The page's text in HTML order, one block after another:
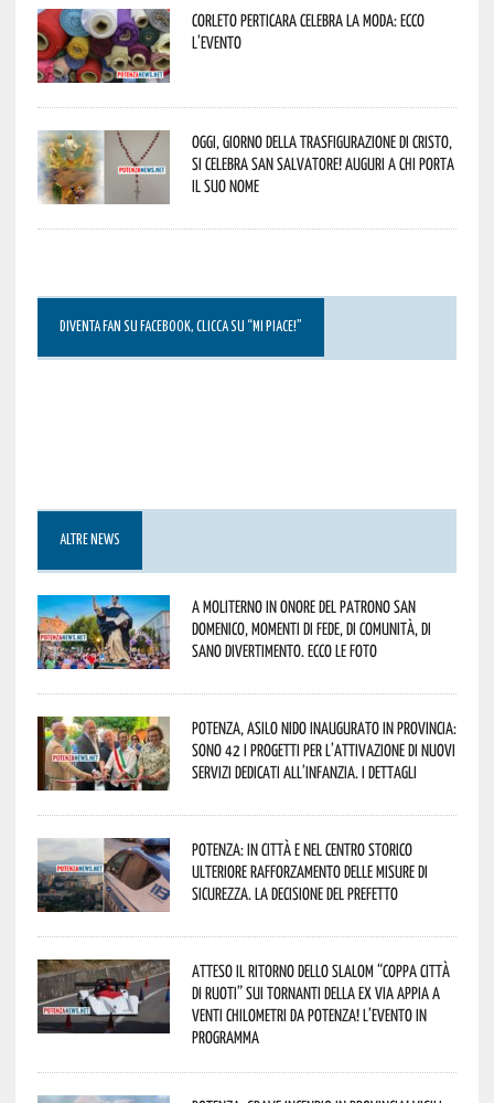
Corleto Perticara celebra la moda: ecco
l’evento
Oggi, giorno della Trasfigurazione di Cristo,
si celebra San Salvatore! Auguri a chi porta
il suo nome
DIVENTA FAN SU FACEBOOK, CLICCA SU “MI PIACE!”
ALTRE NEWS
A Moliterno in onore del Patrono San
Domenico, momenti di fede, di comunità, di
sano divertimento. Ecco le foto
Potenza, asilo nido inaugurato in provincia:
sono 42 i progetti per l’attivazione di nuovi
servizi dedicati all’infanzia. I dettagli
Potenza: in città e nel centro storico
ulteriore rafforzamento delle misure di
sicurezza. La decisione del Prefetto
Atteso il ritorno dello slalom “Coppa Città
di Ruoti” sui tornanti della ex via Appia a
venti chilometri da Potenza! L’evento in
programma